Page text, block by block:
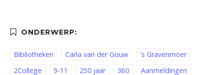
Bibliotheken Carla van der Gouw
's Gravenmoer
2College
9-11 250 jaar 360
Aanmeldingen